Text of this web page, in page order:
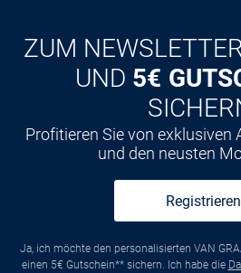
ZUM
UND 5€
Profitieren Sie von exklusiven
und den neusten
Registrieren
Ja, ich möchte den personalisierten VAN
einen 5€ Gutschein** sichern. Ich habe die